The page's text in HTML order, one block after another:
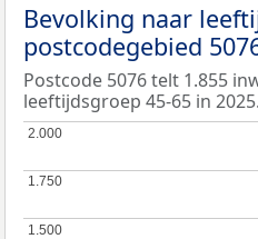
Bevolking naar
postcodegebied
Postcode 5076 telt 1.855
leeftijdsgroep 45-65 in 2025.
1.500
1.500
1.750
1.750
2.000
2.000